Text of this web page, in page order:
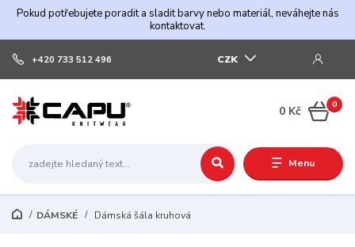
Pokud potřebujete poradit a sladit barvy nebo materiál, neváhejte nás
kontaktovat.
Menu
CZK
+420 733 512 496
0
0 Kč
DÁMSKÉ Dámská šála kruhová